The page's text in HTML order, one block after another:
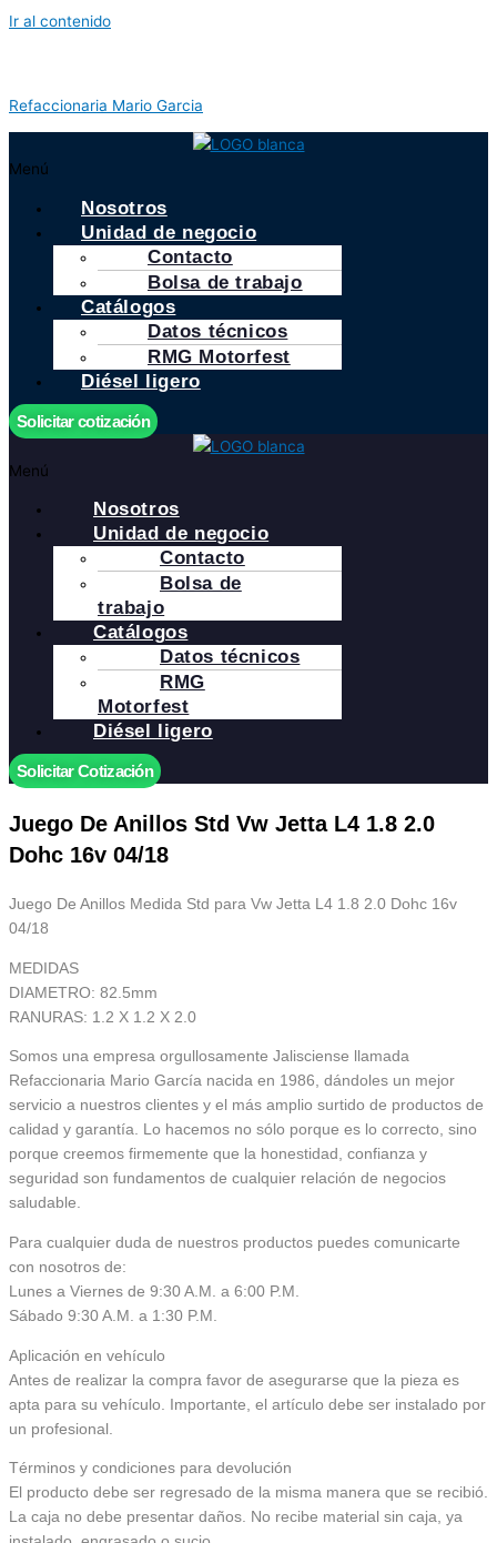
Ir al contenido
Refaccionaria Mario Garcia
Menú
Nosotros
Unidad de negocio
Contacto
Bolsa de trabajo
Catálogos
Datos técnicos
RMG Motorfest
Diésel ligero
Solicitar cotización
Menú
Nosotros
Unidad de negocio
Contacto
Bolsa de
trabajo
Catálogos
Datos técnicos
RMG
Motorfest
Diésel ligero
Solicitar Cotización
Juego De Anillos Std Vw Jetta L4 1.8 2.0
Dohc 16v 04/18
Juego De Anillos Medida Std para Vw Jetta L4 1.8 2.0 Dohc 16v
04/18
MEDIDAS
DIAMETRO: 82.5mm
RANURAS: 1.2 X 1.2 X 2.0
Somos una empresa orgullosamente Jalisciense llamada
Refaccionaria Mario García nacida en 1986, dándoles un mejor
servicio a nuestros clientes y el más amplio surtido de productos de
calidad y garantía. Lo hacemos no sólo porque es lo correcto, sino
porque creemos firmemente que la honestidad, confianza y
seguridad son fundamentos de cualquier relación de negocios
saludable.
Para cualquier duda de nuestros productos puedes comunicarte
con nosotros de:
Lunes a Viernes de 9:30 A.M. a 6:00 P.M.
Sábado 9:30 A.M. a 1:30 P.M.
Aplicación en vehículo
Antes de realizar la compra favor de asegurarse que la pieza es
apta para su vehículo. Importante, el artículo debe ser instalado por
un profesional.
Términos y condiciones para devolución
El producto debe ser regresado de la misma manera que se recibió.
La caja no debe presentar daños. No recibe material sin caja, ya